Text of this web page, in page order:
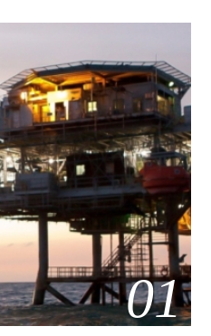
01